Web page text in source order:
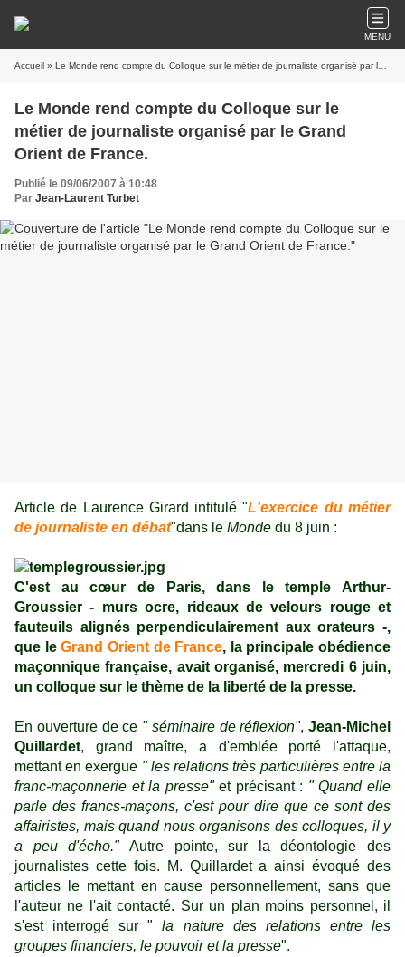
MENU
Accueil » Le Monde rend compte du Colloque sur le métier de journaliste organisé par le Grand Orient de France.
Le Monde rend compte du Colloque sur le
métier de journaliste organisé par le Grand
Orient de France.
Publié le 09/06/2007 à 10:48
Par Jean-Laurent Turbet
Article de Laurence Girard intitulé "L'exercice du métier
de journaliste en débat"dans le Monde du 8 juin :
C'est au cœur de Paris, dans le temple Arthur-
Groussier - murs ocre, rideaux de velours rouge et
fauteuils alignés perpendiculairement aux orateurs -,
que leGrand Orient de France, la principale obédience
maçonnique française, avait organisé, mercredi 6 juin,
un colloque sur le thème de la liberté de la presse.
En ouverture de ce " séminaire de réflexion", Jean-Michel
Quillardet, grand maître, a d'emblée porté l'attaque,
mettant en exergue " les relations très particulières entre la
franc-maçonnerie et la presse"et précisant : " Quand elle
parle des francs-maçons, c'est pour dire que ce sont des
affairistes, mais quand nous organisons des colloques, il y
a peu d'écho."Autre pointe, sur la déontologie des
journalistes cette fois. M. Quillardet a ainsi évoqué des
articles le mettant en cause personnellement, sans que
l'auteur ne l'ait contacté. Sur un plan moins personnel, il
s'est interrogé sur "la nature des relations entre les
groupes financiers, le pouvoir et la presse".